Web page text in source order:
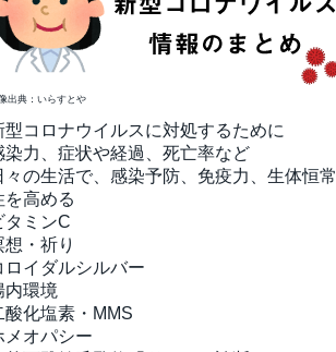
出典：いらすとや
型コロナウイルスに対処するために
染力、症状や経過、死亡率など
々の生活で、感染予防、免疫力、生体恒常
を高める
タミンC
想・祈り
ロイダルシルバー
内環境
酸化塩素・MMS
メオパシー